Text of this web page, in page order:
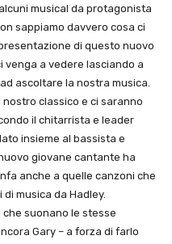
musical da protagonista
sappiamo davvero cosa ci
di questo nuovo
venga a vedere lasciando a
ascoltare la nostra musica.
nostro classico e ci saranno
il chitarrista e leader
insieme al bassista e
giovane cantante ha
anche a quelle canzoni che
musica da Hadley.
che suonano le stesse
Gary – a forza di farlo